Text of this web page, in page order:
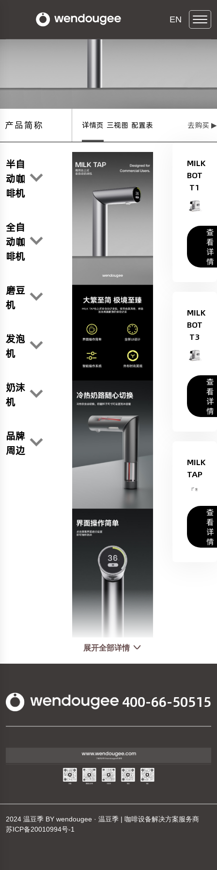
EN
产品简称 详情页 三视图 配置表 去购买 ▶
半自
动咖
啡机
全自
动咖
啡机
磨豆
机
发泡
机
奶沫
机
品牌
周边
展开全部详情
MILK
BOT
T1
查
看
详
情
MILK
BOT
T3
查
看
详
情
MILK
TAP
查
看
详
情
400-66-50515
2024 温豆季 BY wendougee · 温豆季 | 咖啡设备解决方案服务商
苏ICP备20010994号-1